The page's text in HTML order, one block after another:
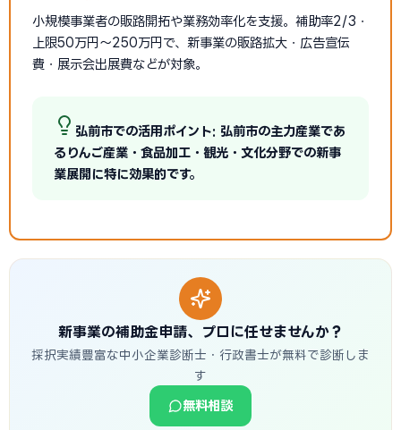
小規模事業者の販路開拓や業務効率化を支援。補助率2/3・
上限50万円〜250万円で、新事業の販路拡大・広告宣伝
費・展示会出展費などが対象。
弘前市での活用ポイント: 弘前市の主力産業であ
るりんご産業・食品加工・観光・文化分野での新事
業展開に特に効果的です。
新事業の補助金申請、プロに任せませんか？
採択実績豊富な中小企業診断士・行政書士が無料で診断しま
す
無料相談